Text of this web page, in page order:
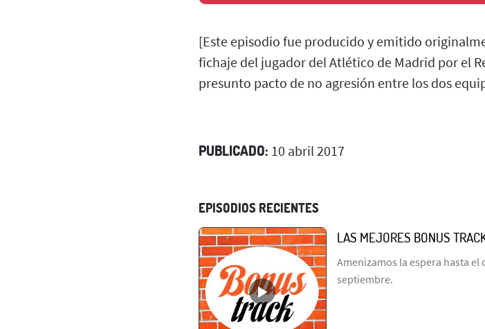
[Este episodio fue producido y emitido
fichaje del jugador del Atlético de Madrid por el
presunto pacto de no agresión entre los dos
PUBLICADO: 10 abril 2017
EPISODIOS RECIENTES
LAS MEJORES BONUS
Amenizamos la espera hasta
septiembre.